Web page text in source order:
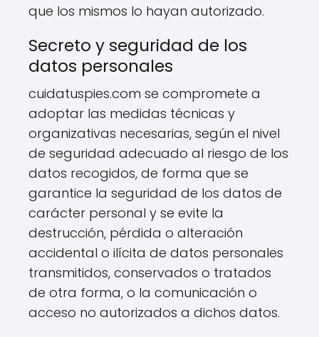
que los mismos lo hayan autorizado.
Secreto y seguridad de los
datos personales
cuidatuspies.com se compromete a
adoptar las medidas técnicas y
organizativas necesarias, según el nivel
de seguridad adecuado al riesgo de los
datos recogidos, de forma que se
garantice la seguridad de los datos de
carácter personal y se evite la
destrucción, pérdida o alteración
accidental o ilícita de datos personales
transmitidos, conservados o tratados
de otra forma, o la comunicación o
acceso no autorizados a dichos datos.